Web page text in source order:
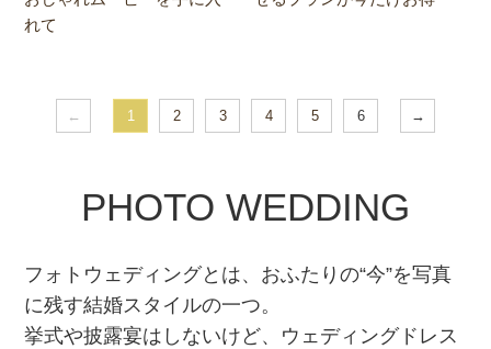
れて
← 1 2 3 4 5 6 →
PHOTO WEDDING
フォトウェディングとは、おふたりの“今”を写真
に残す結婚スタイルの一つ。
挙式や披露宴はしないけど、ウェディングドレス